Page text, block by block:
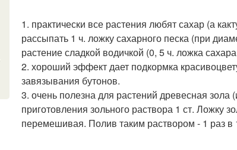
1. практически все растения любят сахар (а
рассыпать 1 ч. ложку сахарного песка (при
растение сладкой водичкой (0, 5 ч. ложка
2. хороший эффект дает подкормка
завязывания бутонов.
3. очень полезна для растений древесная
приготовления зольного раствора 1 ст. Ложку
перемешивая. Полив таким раствором - 1 раз в